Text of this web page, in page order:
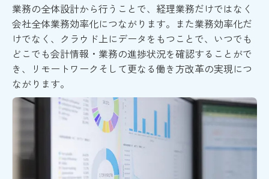
業務の全体設計から行うことで、経理業務だけではなく
会社全体業務効率化につながります。また業務効率化だ
けでなく、クラウド上にデータをもつことで、いつでも
どこでも会計情報・業務の進捗状況を確認することがで
き、リモートワークそして更なる働き方改革の実現につ
ながります。